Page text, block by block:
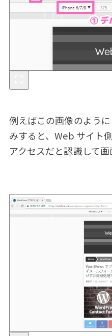
例えばこの画像のよう
みすると、Web サイト
アクセスだと認識して画